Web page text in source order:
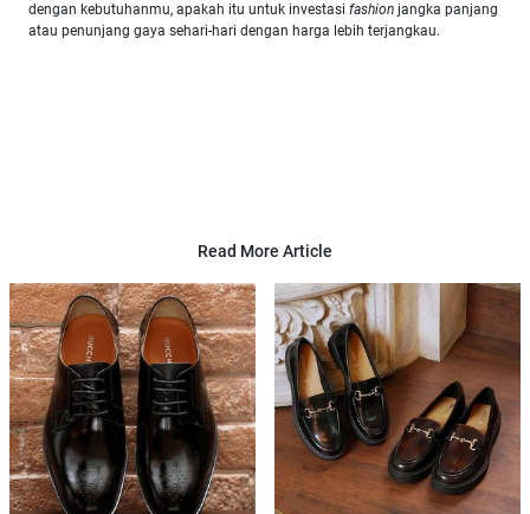
dengan kebutuhanmu, apakah itu untuk investasi fashion jangka panjang
atau penunjang gaya sehari-hari dengan harga lebih terjangkau.
Read More Article